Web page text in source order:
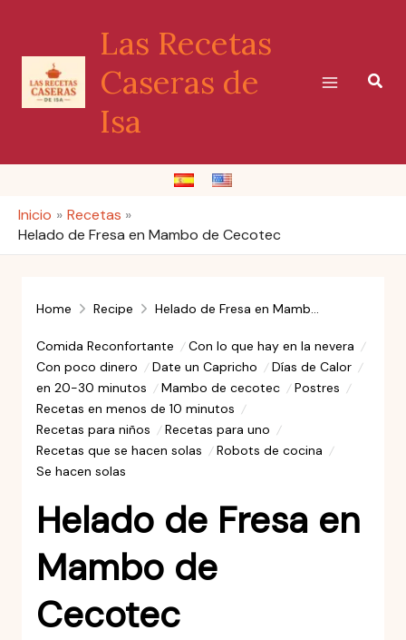
contenido
Las Recetas
Caseras de
Isa
Inicio
Recetas
Helado de Fresa en Mambo de Cecotec
Home Recipe Helado de Fresa en Mambo de Cecotec
Comida Reconfortante
Con lo que hay en la nevera
Con poco dinero
Date un Capricho
Días de Calor
en 20-30 minutos
Mambo de cecotec
Postres
Recetas en menos de 10 minutos
Recetas para niños
Recetas para uno
Recetas que se hacen solas
Robots de cocina
Se hacen solas
Helado de Fresa en
Mambo de
Cecotec